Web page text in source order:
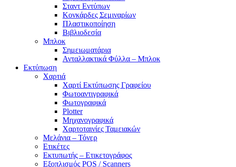
Σταντ Εντύπων
Κονκάρδες Σεμιναρίων
Πλαστικοποίηση
Βιβλιοδεσία
Μπλοκ
Σημειωματάρια
Ανταλλακτικά Φύλλα – Μπλοκ
Εκτύπωση
Χαρτιά
Χαρτί Εκτύπωσης Γραφείου
Φωτοαντιγραφικά
Φωτογραφικά
Plotter
Μηχανογραφικά
Χαρτοταινίες Ταμειακών
Μελάνια – Τόνερ
Ετικέτες
Εκτυπωτής – Ετικετογράφος
Εξοπλισμός POS / Scanners